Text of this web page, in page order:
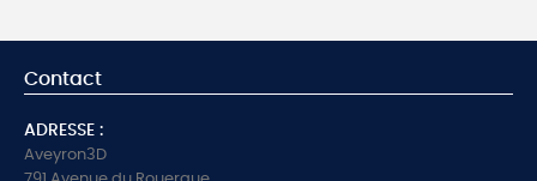
Contact
ADRESSE :
Aveyron3D